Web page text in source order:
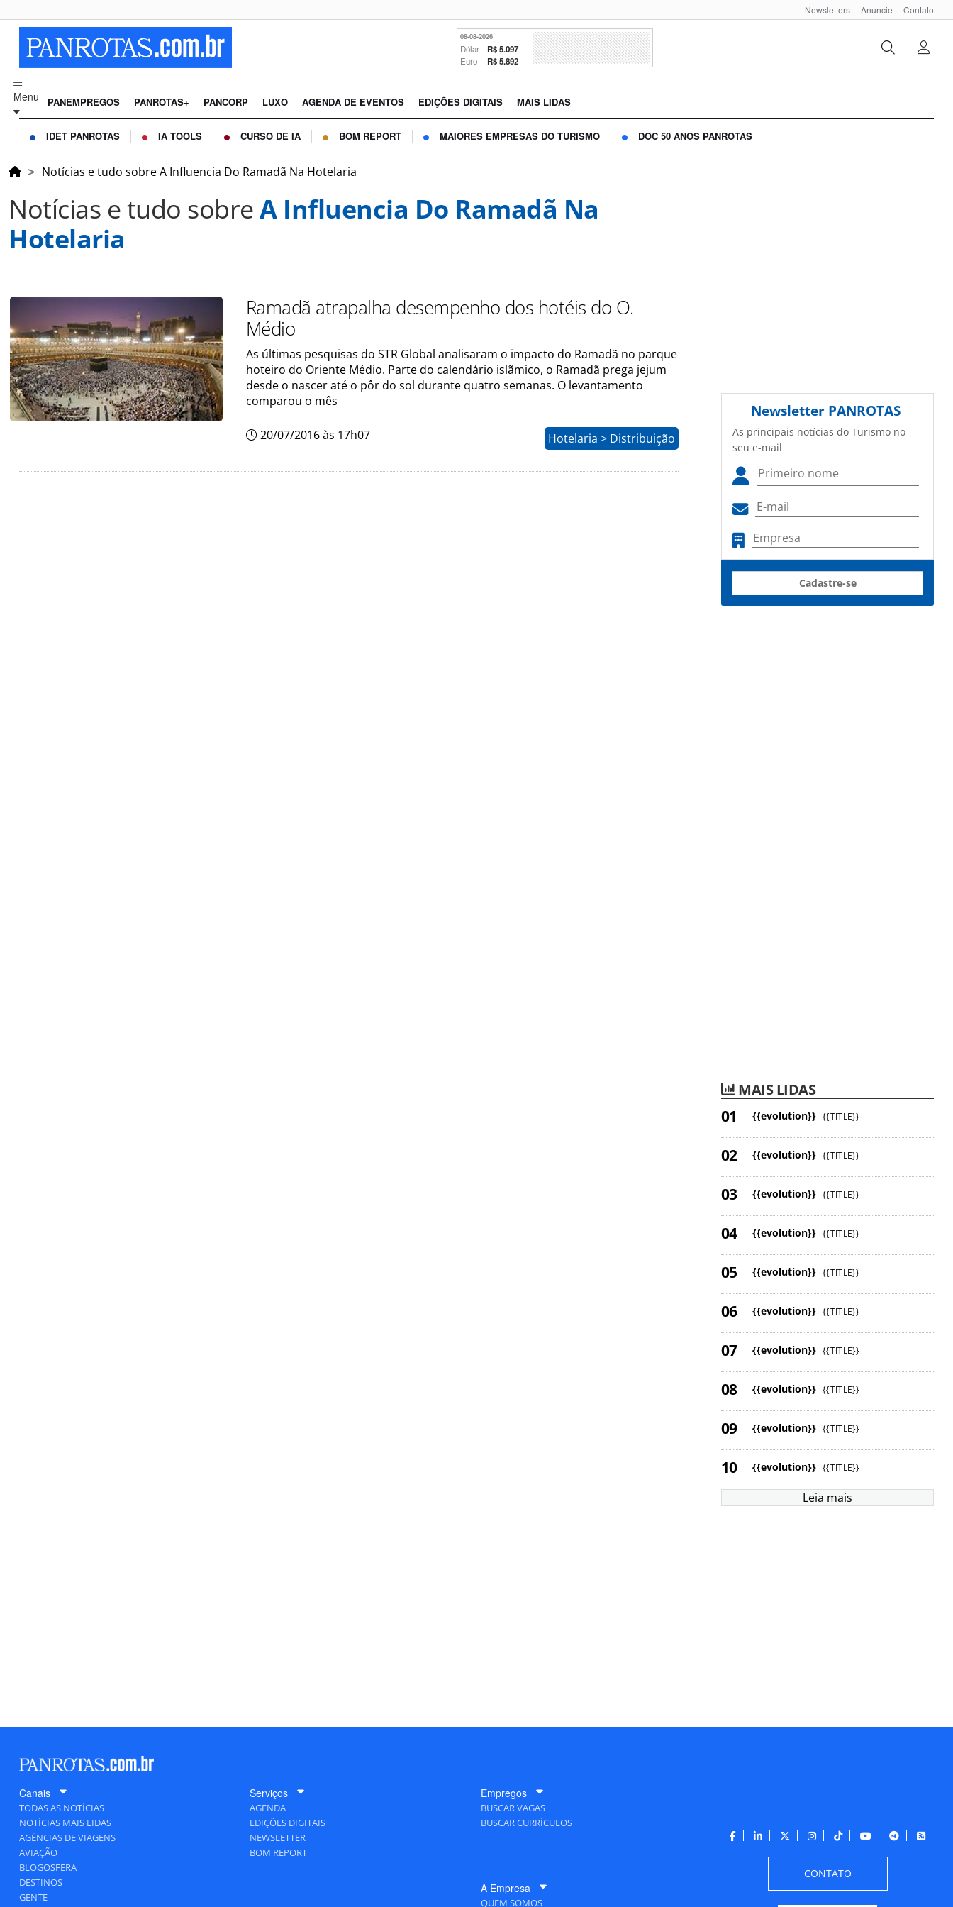
Newsletters Anuncie Contato
08-08-2026
Dólar R$ 5.097
Euro R$ 5.892
Menu PANEMPREGOS PANROTAS+ PANCORP LUXO AGENDA DE EVENTOS EDIÇÕES DIGITAIS MAIS LIDAS
IDET PANROTAS IA TOOLS CURSO DE IA BOM REPORT MAIORES EMPRESAS DO TURISMO DOC 50 ANOS PANROTAS
Notícias e tudo sobre A Influencia Do Ramadã Na Hotelaria
Notícias e tudo sobreA Influencia Do Ramadã Na
Hotelaria
Ramadã atrapalha desempenho dos hotéis do O.
Médio
As últimas pesquisas do STR Global analisaram o impacto do Ramadã no parque
hoteiro do Oriente Médio. Parte do calendário islãmico, o Ramadã prega jejum
desde o nascer até o pôr do sol durante quatro semanas. O levantamento
comparou o mês
20/07/2016 às 17h07 Hotelaria > Distribuição
Newsletter PANROTAS
As principais notícias do Turismo no
seu e-mail
Cadastre-se
MAIS LIDAS
{{evolution}} {{TITLE}}
{{evolution}} {{TITLE}}
{{evolution}} {{TITLE}}
{{evolution}} {{TITLE}}
{{evolution}} {{TITLE}}
{{evolution}} {{TITLE}}
{{evolution}} {{TITLE}}
{{evolution}} {{TITLE}}
{{evolution}} {{TITLE}}
{{evolution}} {{TITLE}}
Leia mais
Canais
TODAS AS NOTÍCIAS
NOTÍCIAS MAIS LIDAS
AGÊNCIAS DE VIAGENS
AVIAÇÃO
BLOGOSFERA
DESTINOS
GENTE
Serviços
AGENDA
EDIÇÕES DIGITAIS
NEWSLETTER
BOM REPORT
Empregos
BUSCAR VAGAS
BUSCAR CURRÍCULOS
A Empresa
QUEM SOMOS
CONTATO